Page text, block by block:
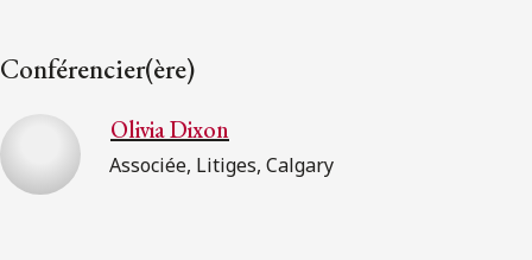
Conférencier(ère)
Olivia Dixon
Associée, Litiges, Calgary